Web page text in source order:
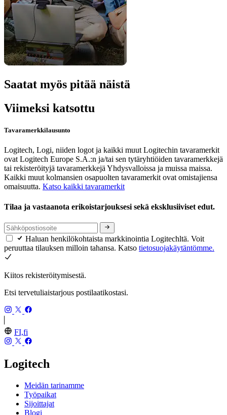
Saatat myös pitää näistä
Viimeksi katsottu
Tavaramerkkilausunto
Logitech, Logi, niiden logot ja kaikki muut Logitechin tavaramerkit
ovat Logitech Europe S.A.:n ja/tai sen tytäryhtiöiden tavaramerkkejä
tai rekisteröityjä tavaramerkkejä Yhdysvalloissa ja muissa maissa.
Kaikki muut kolmansien osapuolten tavaramerkit ovat omistajiensa
omaisuutta. Katso kaikki tavaramerkit
Tilaa ja vastaanota erikoistarjouksesi sekä eksklusiiviset edut.
Haluan henkilökohtaista markkinointia Logitechltä. Voit
peruuttaa tilauksen milloin tahansa. Katso tietosuojakäytäntömme.
Kiitos rekisteröitymisestä.
Etsi tervetuliaistarjous postilaatikostasi.
FI,fi
Logitech
Meidän tarinamme
Työpaikat
Sijoittajat
Blogi